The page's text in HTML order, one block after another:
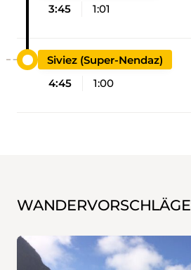
3:45
1:01
Siviez (Super-Nendaz)
4:45
1:00
WANDERVORSCHLÄGE